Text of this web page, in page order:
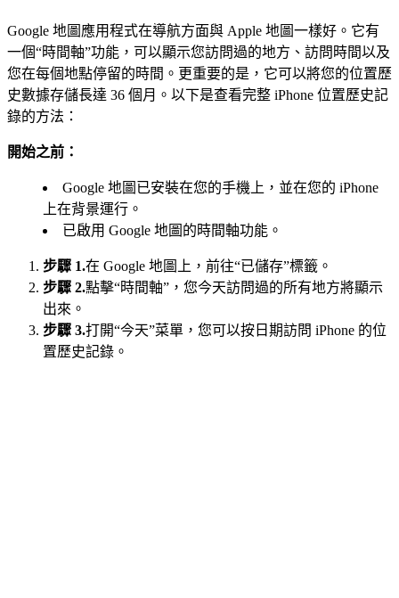
Google 地圖應用程式在導航方面與 Apple 地圖一樣好。它有
一個“時間軸”功能，可以顯示您訪問過的地方、訪問時間以及
您在每個地點停留的時間。更重要的是，它可以將您的位置歷
史數據存儲長達 36 個月。以下是查看完整 iPhone 位置歷史記
錄的方法：
開始之前：
Google 地圖已安裝在您的手機上，並在您的 iPhone
上在背景運行。
已啟用 Google 地圖的時間軸功能。
步驟 1.在 Google 地圖上，前往“已儲存”標籤。
步驟 2.點擊“時間軸”，您今天訪問過的所有地方將顯示
出來。
步驟 3.打開“今天”菜單，您可以按日期訪問 iPhone 的位
置歷史記錄。